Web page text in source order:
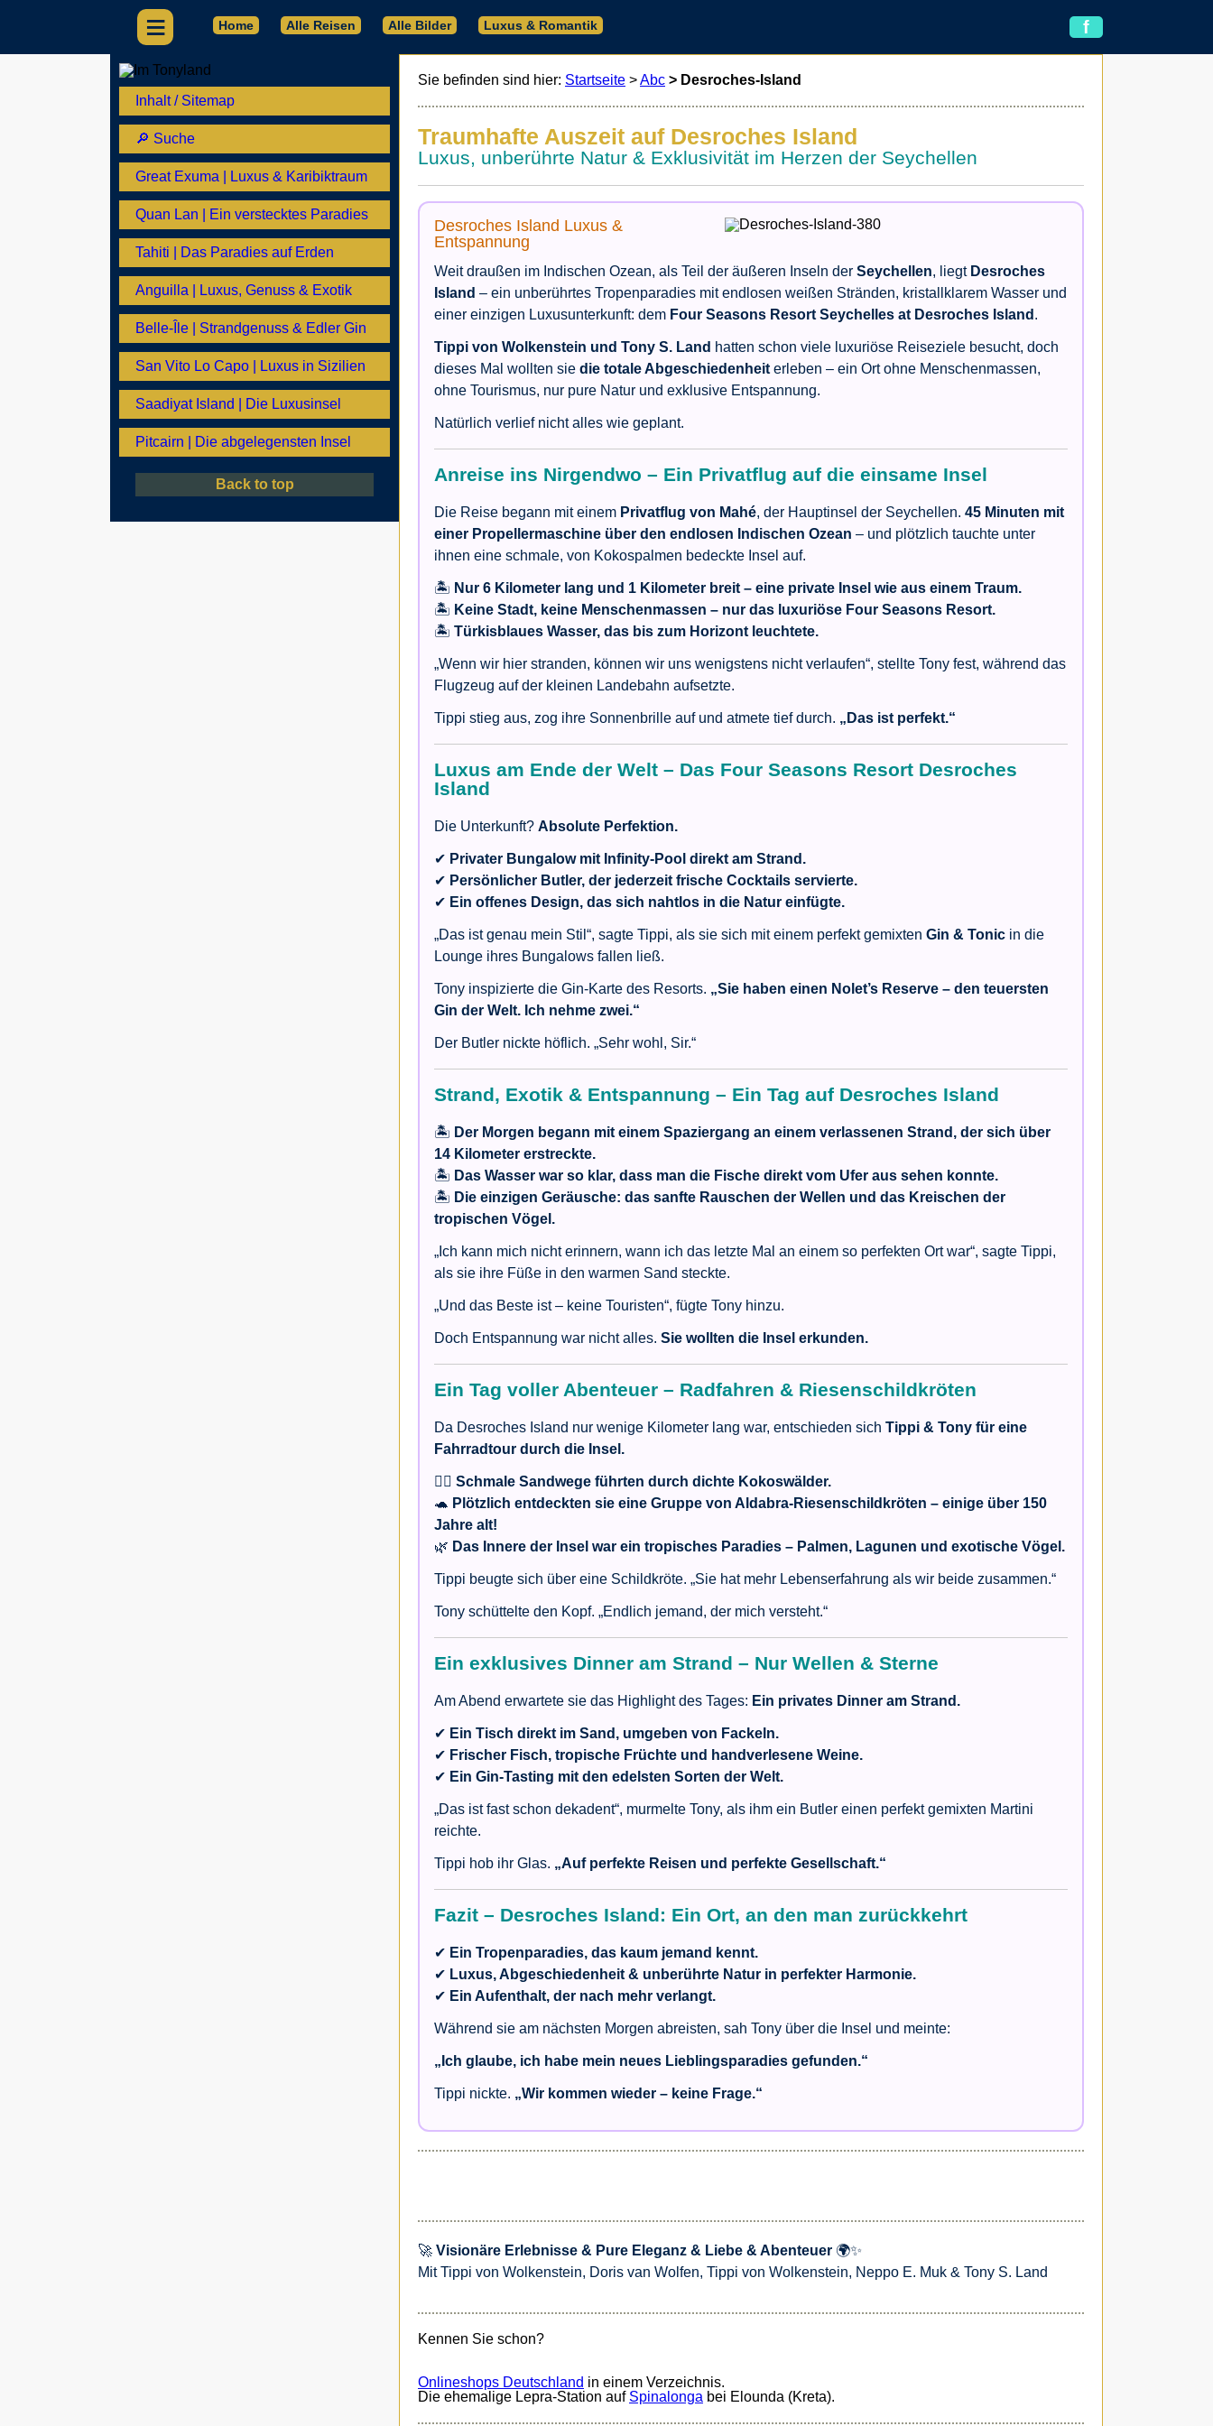
f
≡ Home Alle Reisen Alle Bilder Luxus & Romantik
Inhalt / Sitemap
🔎 Suche
Great Exuma | Luxus & Karibiktraum
Quan Lan | Ein verstecktes Paradies
Tahiti | Das Paradies auf Erden
Anguilla | Luxus, Genuss & Exotik
Belle-Île | Strandgenuss & Edler Gin
San Vito Lo Capo | Luxus in Sizilien
Saadiyat Island | Die Luxusinsel
Pitcairn | Die abgelegensten Insel
Back to top
Sie befinden sind hier: Startseite >Abc > Desroches-Island
Traumhafte Auszeit auf Desroches Island
Luxus, unberührte Natur & Exklusivität im Herzen der Seychellen
Desroches Island Luxus &
Entspannung
Weit draußen im Indischen Ozean, als Teil der äußeren Inseln der Seychellen, liegt Desroches
Island – ein unberührtes Tropenparadies mit endlosen weißen Stränden, kristallklarem Wasser und
einer einzigen Luxusunterkunft: dem Four Seasons Resort Seychelles at Desroches Island .
Tippi von Wolkenstein und Tony S. Land hatten schon viele luxuriöse Reiseziele besucht, doch
dieses Mal wollten sie die totale Abgeschiedenheit erleben – ein Ort ohne Menschenmassen,
ohne Tourismus, nur pure Natur und exklusive Entspannung.
Natürlich verlief nicht alles wie geplant.
Anreise ins Nirgendwo – Ein Privatflug auf die einsame Insel
Die Reise begann mit einem Privatflug von Mahé, der Hauptinsel der Seychellen. 45 Minuten mit
einer Propellermaschine über den endlosen Indischen Ozean – und plötzlich tauchte unter
ihnen eine schmale, von Kokospalmen bedeckte Insel auf.
🏝 Nur 6 Kilometer lang und 1 Kilometer breit – eine private Insel wie aus einem Traum.
🏝 Keine Stadt, keine Menschenmassen – nur das luxuriöse Four Seasons Resort.
🏝 Türkisblaues Wasser, das bis zum Horizont leuchtete.
„Wenn wir hier stranden, können wir uns wenigstens nicht verlaufen“, stellte Tony fest, während das
Flugzeug auf der kleinen Landebahn aufsetzte.
Tippi stieg aus, zog ihre Sonnenbrille auf und atmete tief durch. „Das ist perfekt.“
Luxus am Ende der Welt – Das Four Seasons Resort Desroches
Island
Die Unterkunft? Absolute Perfektion.
✔ Privater Bungalow mit Infinity-Pool direkt am Strand.
✔ Persönlicher Butler, der jederzeit frische Cocktails servierte.
✔ Ein offenes Design, das sich nahtlos in die Natur einfügte.
„Das ist genau mein Stil“, sagte Tippi, als sie sich mit einem perfekt gemixten Gin & Tonic in die
Lounge ihres Bungalows fallen ließ.
Tony inspizierte die Gin-Karte des Resorts. „Sie haben einen Nolet’s Reserve – den teuersten
Gin der Welt. Ich nehme zwei.“
Der Butler nickte höflich. „Sehr wohl, Sir.“
Strand, Exotik & Entspannung – Ein Tag auf Desroches Island
🏝 Der Morgen begann mit einem Spaziergang an einem verlassenen Strand, der sich über
14 Kilometer erstreckte.
🏝 Das Wasser war so klar, dass man die Fische direkt vom Ufer aus sehen konnte.
🏝 Die einzigen Geräusche: das sanfte Rauschen der Wellen und das Kreischen der
tropischen Vögel.
„Ich kann mich nicht erinnern, wann ich das letzte Mal an einem so perfekten Ort war“, sagte Tippi,
als sie ihre Füße in den warmen Sand steckte.
„Und das Beste ist – keine Touristen“, fügte Tony hinzu.
Doch Entspannung war nicht alles. Sie wollten die Insel erkunden.
Ein Tag voller Abenteuer – Radfahren & Riesenschildkröten
Da Desroches Island nur wenige Kilometer lang war, entschieden sich Tippi & Tony für eine
Fahrradtour durch die Insel.
🚴‍♂️ Schmale Sandwege führten durch dichte Kokoswälder.
🐢 Plötzlich entdeckten sie eine Gruppe von Aldabra-Riesenschildkröten – einige über 150
Jahre alt!
🌿 Das Innere der Insel war ein tropisches Paradies – Palmen, Lagunen und exotische Vögel.
Tippi beugte sich über eine Schildkröte. „Sie hat mehr Lebenserfahrung als wir beide zusammen.“
Tony schüttelte den Kopf. „Endlich jemand, der mich versteht.“
Ein exklusives Dinner am Strand – Nur Wellen & Sterne
Am Abend erwartete sie das Highlight des Tages: Ein privates Dinner am Strand.
✔ Ein Tisch direkt im Sand, umgeben von Fackeln.
✔ Frischer Fisch, tropische Früchte und handverlesene Weine.
✔ Ein Gin-Tasting mit den edelsten Sorten der Welt.
„Das ist fast schon dekadent“, murmelte Tony, als ihm ein Butler einen perfekt gemixten Martini
reichte.
Tippi hob ihr Glas. „Auf perfekte Reisen und perfekte Gesellschaft.“
Fazit – Desroches Island: Ein Ort, an den man zurückkehrt
✔ Ein Tropenparadies, das kaum jemand kennt.
✔ Luxus, Abgeschiedenheit & unberührte Natur in perfekter Harmonie.
✔ Ein Aufenthalt, der nach mehr verlangt.
Während sie am nächsten Morgen abreisten, sah Tony über die Insel und meinte:
„Ich glaube, ich habe mein neues Lieblingsparadies gefunden.“
Tippi nickte. „Wir kommen wieder – keine Frage.“
🚀 Visionäre Erlebnisse & Pure Eleganz & Liebe & Abenteuer 🌍✨
Mit Tippi von Wolkenstein, Doris van Wolfen, Tippi von Wolkenstein, Neppo E. Muk & Tony S. Land
Kennen Sie schon?
Onlineshops Deutschland in einem Verzeichnis.
Die ehemalige Lepra-Station auf Spinalonga bei Elounda (Kreta).